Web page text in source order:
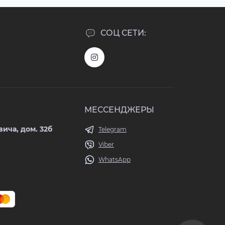
СОЦ СЕТИ:
дом. 32б
МЕССЕНДЖЕРЫ
Telegram
Viber
WhatsApp